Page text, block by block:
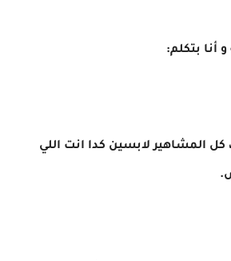
أنا بتكلم:
المشاهير لابسين كدا انت اللي